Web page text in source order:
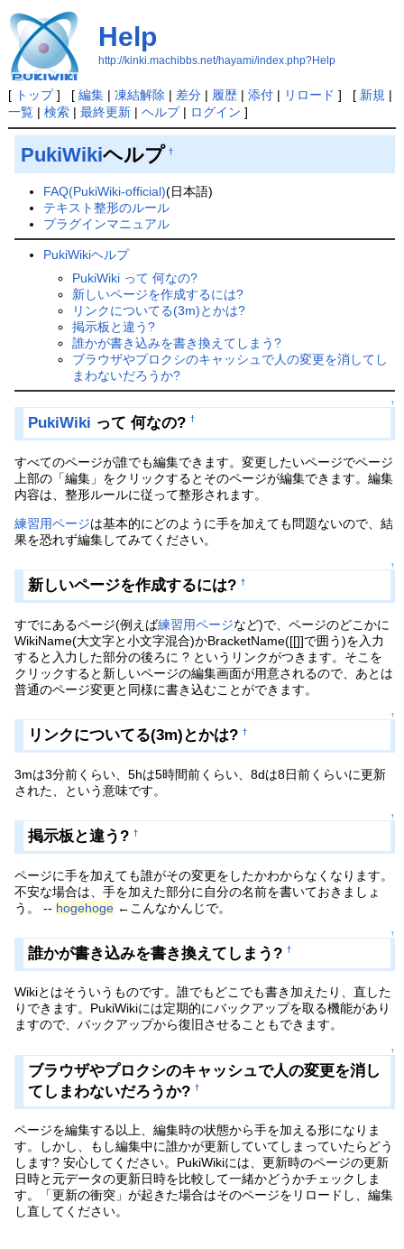
Help
http://kinki.machibbs.net/hayami/index.php?Help
[ トップ] [ 編集| 凍結解除 | 差分| 履歴| 添付| リロード ] [ 新規 |
一覧| 検索| 最終更新| ヘルプ| ログイン ]
PukiWikiヘルプ †
FAQ(PukiWiki-official)(日本語)
テキスト整形のルール
プラグインマニュアル
PukiWikiヘルプ
PukiWiki って 何なの?
新しいページを作成するには?
リンクについてる(3m)とかは?
掲示板と違う?
誰かが書き込みを書き換えてしまう?
ブラウザやプロクシのキャッシュで人の変更を消してし
まわないだろうか?
↑
PukiWiki って 何なの? †
すべてのページが誰でも編集できます。変更したいページでページ
上部の「編集」をクリックするとそのページが編集できます。編集
内容は、整形ルールに従って整形されます。
練習用ページは基本的にどのように手を加えても問題ないので、結
果を恐れず編集してみてください。
↑
新しいページを作成するには? †
すでにあるページ(例えば練習用ページなど)で、ページのどこかに
WikiName(大文字と小文字混合)かBracketName([[]]で囲う)を入力
すると入力した部分の後ろに ? というリンクがつきます。そこを
クリックすると新しいページの編集画面が用意されるので、あとは
普通のページ変更と同様に書き込むことができます。
↑
リンクについてる(3m)とかは? †
3mは3分前くらい、5hは5時間前くらい、8dは8日前くらいに更新
された、という意味です。
↑
掲示板と違う? †
ページに手を加えても誰がその変更をしたかわからなくなります。
不安な場合は、手を加えた部分に自分の名前を書いておきましょ
う。 -- hogehoge ←こんなかんじで。
↑
誰かが書き込みを書き換えてしまう? †
Wikiとはそういうものです。誰でもどこでも書き加えたり、直した
りできます。PukiWikiには定期的にバックアップを取る機能があり
ますので、バックアップから復旧させることもできます。
↑
ブラウザやプロクシのキャッシュで人の変更を消し
てしまわないだろうか? †
ページを編集する以上、編集時の状態から手を加える形になりま
す。しかし、もし編集中に誰かが更新していてしまっていたらどう
します? 安心してください。PukiWikiには、更新時のページの更新
日時と元データの更新日時を比較して一緒かどうかチェックしま
す。「更新の衝突」が起きた場合はそのページをリロードし、編集
し直してください。